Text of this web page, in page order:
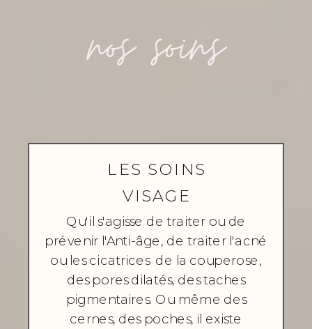
nos soins
LES SOINS
VISAGE
Qu'il s'agisse de traiter ou de
prévenir l'Anti-âge, de traiter l'acné
ou les cicatrices de la couperose,
des pores dilatés, des taches
pigmentaires. Ou même des
cernes, des poches, il existe